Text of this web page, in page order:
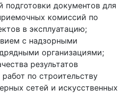
подготовки документов для
комиссий по
в эксплуатацию;
с надзорными
организациями;
результатов
по строительству
сетей и искусственных